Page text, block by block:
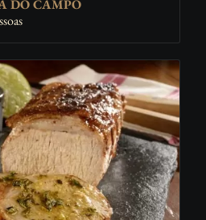
DO CAMPO